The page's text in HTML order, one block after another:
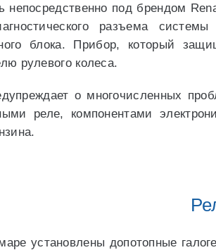
непосредственно под брендом
разъема
блока. Прибор, который
рулевого колеса.
о многочисленных
реле, компонентами
установлены допотопные